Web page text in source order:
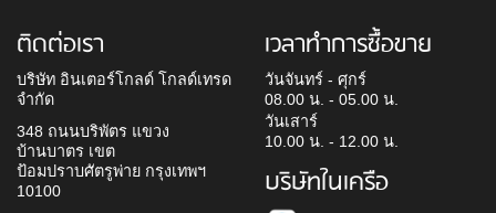
ติดต่อเรา
บริษัท อินเตอร์โกลด์ โกลด์เทรด
จำกัด
348 ถนนบริพัตร แขวง
บ้านบาตร เขต
ป้อมปราบศัตรูพ่าย กรุงเทพฯ
10100
เวลาทำการซื้อขาย
วันจันทร์ - ศุกร์
08.00 น. - 05.00 น.
วันเสาร์
10.00 น. - 12.00 น.
บริษัทในเครือ